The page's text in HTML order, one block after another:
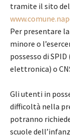
tramite il sito del
Per presentare
minore o
possesso di
elettronica) o
Gli utenti in
difficoltà nella
potranno
scuole